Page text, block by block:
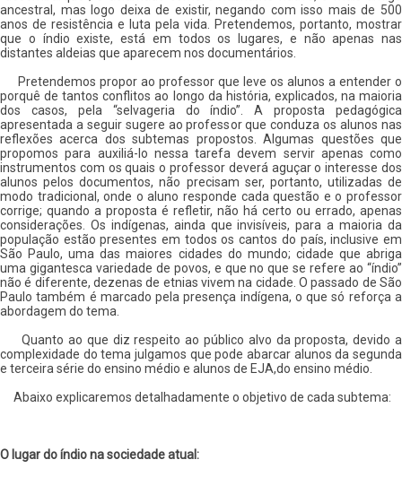
ancestral, mas logo deixa de existir, negando com isso mais de 500
anos de resistência e luta pela vida. Pretendemos, portanto, mostrar
que o índio existe, está em todos os lugares, e não apenas nas
distantes aldeias que aparecem nos documentários.
Pretendemos propor ao professor que leve os alunos a entender o
porquê de tantos conflitos ao longo da história, explicados, na maioria
dos casos, pela “selvageria do índio”. A proposta pedagógica
apresentada a seguir sugere ao professor que conduza os alunos nas
reflexões acerca dos subtemas propostos. Algumas questões que
propomos para auxiliá-lo nessa tarefa devem servir apenas como
instrumentos com os quais o professor deverá aguçar o interesse dos
alunos pelos documentos, não precisam ser, portanto, utilizadas de
modo tradicional, onde o aluno responde cada questão e o professor
corrige; quando a proposta é refletir, não há certo ou errado, apenas
considerações. Os indígenas, ainda que invisíveis, para a maioria da
população estão presentes em todos os cantos do país, inclusive em
São Paulo, uma das maiores cidades do mundo; cidade que abriga
uma gigantesca variedade de povos, e que no que se refere ao “índio”
não é diferente, dezenas de etnias vivem na cidade. O passado de São
Paulo também é marcado pela presença indígena, o que só reforça a
abordagem do tema.
Quanto ao que diz respeito ao público alvo da proposta, devido a
complexidade do tema julgamos que pode abarcar alunos da segunda
e terceira série do ensino médio e alunos de EJA,do ensino médio.
Abaixo explicaremos detalhadamente o objetivo de cada subtema:
O lugar do índio na sociedade atual: